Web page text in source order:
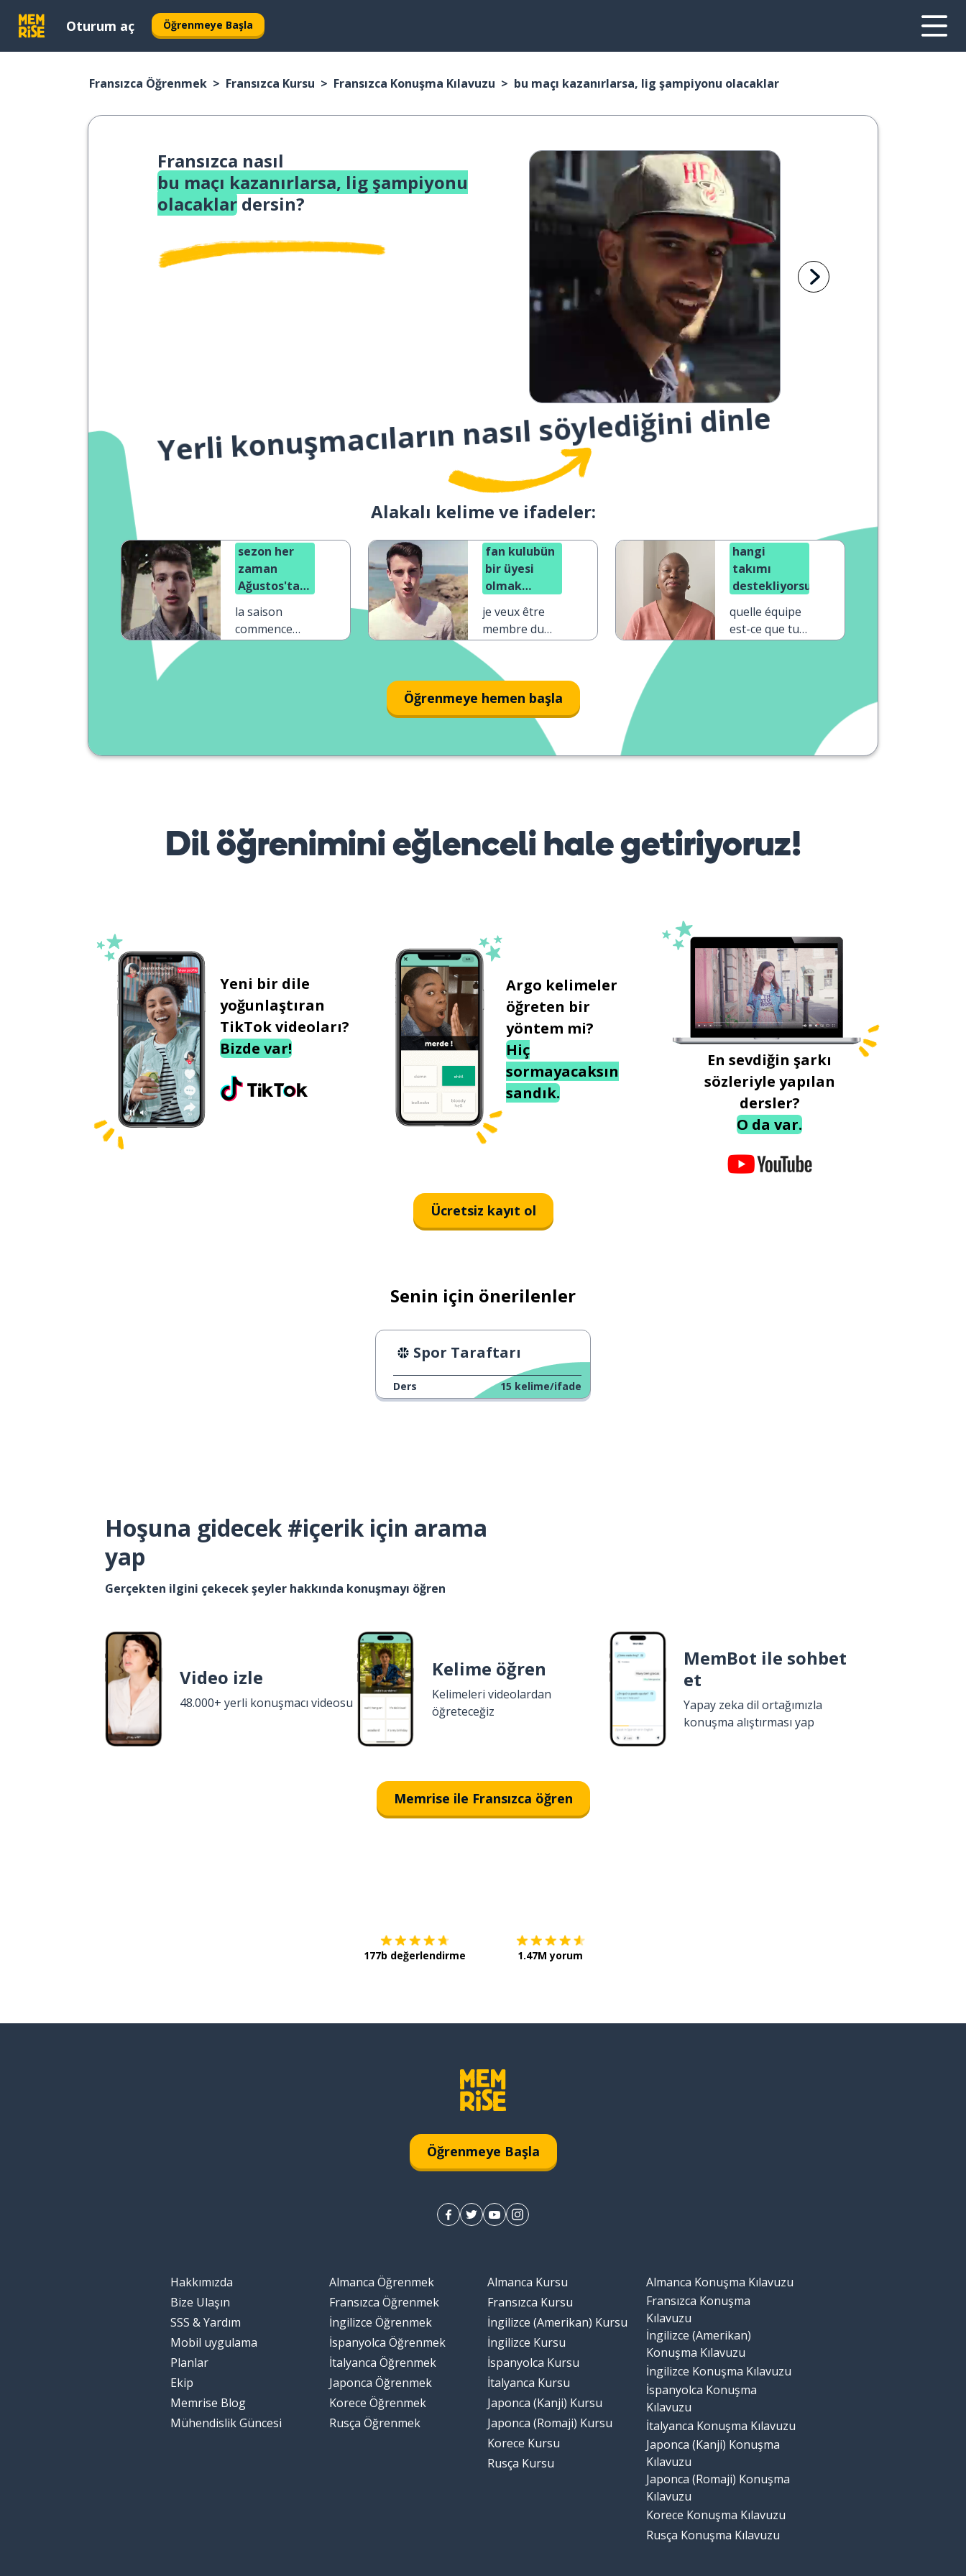
Oturum aç Öğrenmeye Başla
Fransızca Öğrenmek Fransızca Kursu Fransızca Konuşma Kılavuzu bu maçı kazanırlarsa, lig şampiyonu olacaklar
Fransızca nasıl
bu maçı kazanırlarsa, lig şampiyonu
olacaklar dersin?
Yerli konuşmacıların nasıl söylediğini dinle
Alakalı kelime ve ifadeler:
sezon her
zaman
Ağustos'ta
la saison
commence
fan kulubün
bir üyesi
olmak
je veux être
membre du
hangi
takımı
destekliyorsun?
quelle équipe
est-ce que tu
Öğrenmeye hemen başla
Dil öğrenimini eğlenceli hale getiriyoruz!
Yeni bir dile
yoğunlaştıran
TikTok videoları?
Bizde var!
Argo kelimeler
öğreten bir
yöntem mi?
Hiç
sormayacaksın
sandık.
En sevdiğin şarkı
sözleriyle yapılan
dersler?
O da var.
Ücretsiz kayıt ol
Senin için önerilenler
Spor Taraftarı
Ders 15 kelime/ifade
Hoşuna gidecek #içerik için arama
yap
Gerçekten ilgini çekecek şeyler hakkında konuşmayı öğren
Video izle
48.000+ yerli konuşmacı videosu
Kelime öğren
Kelimeleri videolardan
öğreteceğiz
MemBot ile sohbet
et
Yapay zeka dil ortağımızla
konuşma alıştırması yap
Memrise ile Fransızca öğren
177b değerlendirme 1.47M yorum
Öğrenmeye Başla
Hakkımızda
Bize Ulaşın
SSS & Yardım
Mobil uygulama
Planlar
Ekip
Memrise Blog
Mühendislik Güncesi
Almanca Öğrenmek
Fransızca Öğrenmek
İngilizce Öğrenmek
İspanyolca Öğrenmek
İtalyanca Öğrenmek
Japonca Öğrenmek
Korece Öğrenmek
Rusça Öğrenmek
Almanca Kursu
Fransızca Kursu
İngilizce (Amerikan) Kursu
İngilizce Kursu
İspanyolca Kursu
İtalyanca Kursu
Japonca (Kanji) Kursu
Japonca (Romaji) Kursu
Korece Kursu
Rusça Kursu
Almanca Konuşma Kılavuzu
Fransızca Konuşma
Kılavuzu
İngilizce (Amerikan)
Konuşma Kılavuzu
İngilizce Konuşma Kılavuzu
İspanyolca Konuşma
Kılavuzu
İtalyanca Konuşma Kılavuzu
Japonca (Kanji) Konuşma
Kılavuzu
Japonca (Romaji) Konuşma
Kılavuzu
Korece Konuşma Kılavuzu
Rusça Konuşma Kılavuzu